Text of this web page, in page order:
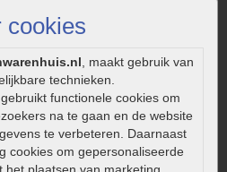
cookies
, maakt gebruik van
technieken.
gebruikt functionele cookies om
na te gaan en de website
te verbeteren. Daarnaast
cookies om gepersonaliseerde
bestrating
bestrating